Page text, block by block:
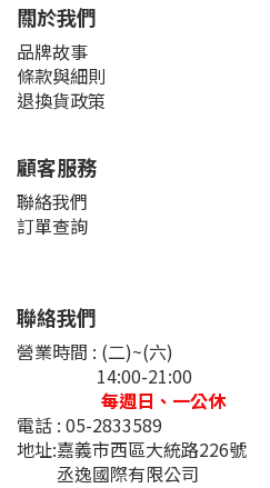
關於我們
品牌故事
條款與細則
退換貨政策
顧客服務
聯絡我們
訂單查詢
聯絡我們
營業時間 : (二)~(六)
14:00-21:00
每週日、一公休
電話 : 05-2833589
地址:嘉義市西區大統路226號
丞逸國際有限公司